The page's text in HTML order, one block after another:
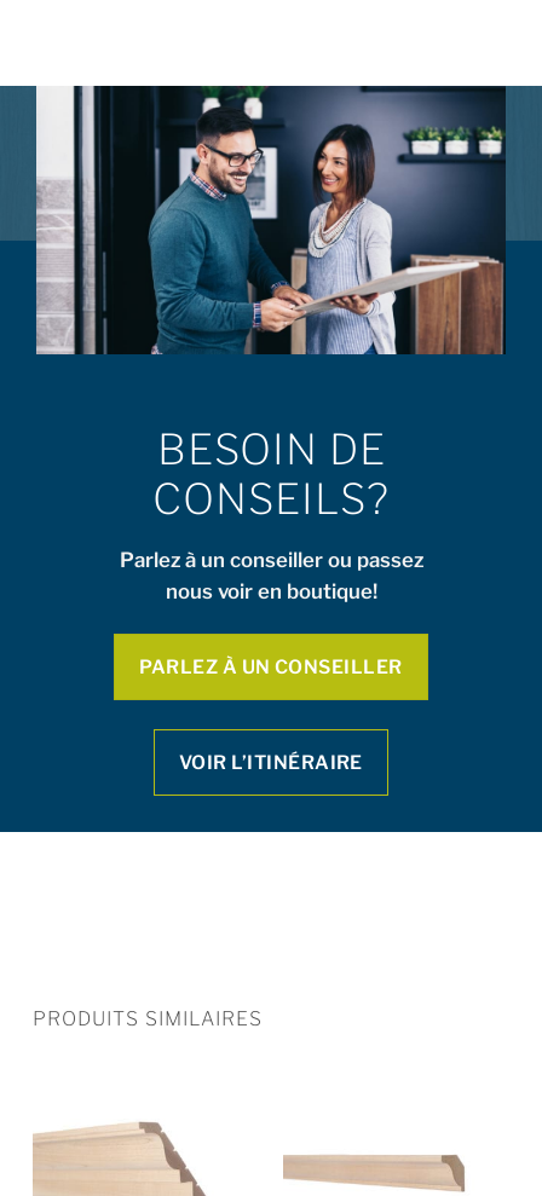
BESOIN DE
CONSEILS?
Parlez à un conseiller ou passez
nous voir en boutique!
PARLEZ À UN CONSEILLER
VOIR L’ITINÉRAIRE
PRODUITS SIMILAIRES